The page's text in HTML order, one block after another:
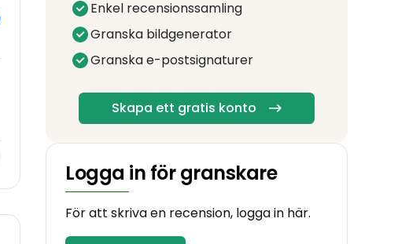
Enkel recensionssamling
Granska bildgenerator
Granska e-postsignaturer
Skapa ett gratis konto
Logga in för granskare
För att skriva en recension, logga in här.